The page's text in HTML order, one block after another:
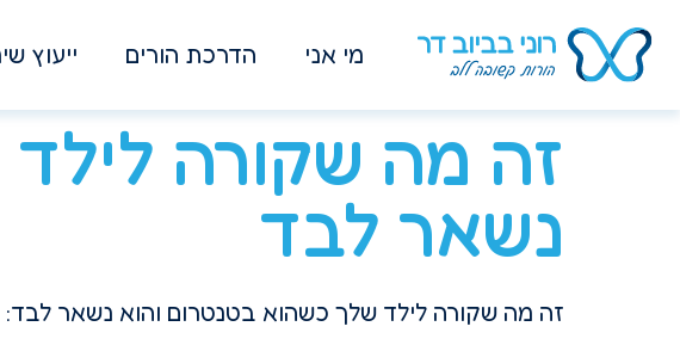
מי אני הדרכת הורים ייעוץ
זה מה שקורה
נשאר לבד
זה מה שקורה לילד שלך כשהוא בטנטרום והוא נשאר לבד: